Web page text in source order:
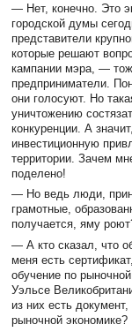
— Нет, конечно. Это
городской думы
представители
которые решают
кампании мэра, —
предприниматели.
они голосуют. Но
уничтожению
конкуренции. А
инвестиционную
территории. Зачем
поделено!
— Но ведь люди,
грамотные,
получается, яму
— А кто сказал, что
меня есть
обучение по
Уэльсе
из них есть
рыночной экономике?